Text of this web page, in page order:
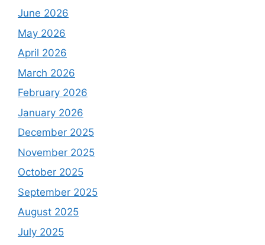
June 2026
May 2026
April 2026
March 2026
February 2026
January 2026
December 2025
November 2025
October 2025
September 2025
August 2025
July 2025